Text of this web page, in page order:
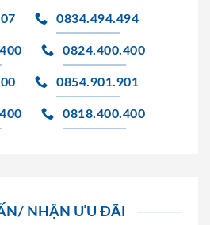
0834.494.494
0824.400.400
0854.901.901
0818.400.400
NHẬN ƯU ĐÃI